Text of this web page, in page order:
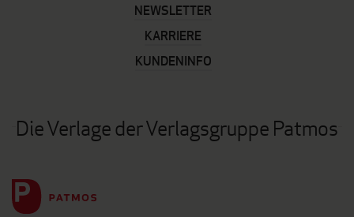
NEWSLETTER
KARRIERE
KUNDENINFO
Die Verlage der Verlagsgruppe Patmos